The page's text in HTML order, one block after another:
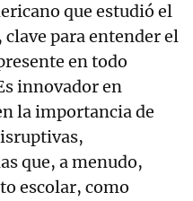
que estudió el
para entender el
en todo
innovador en
la importancia de
que, a menudo,
escolar, como